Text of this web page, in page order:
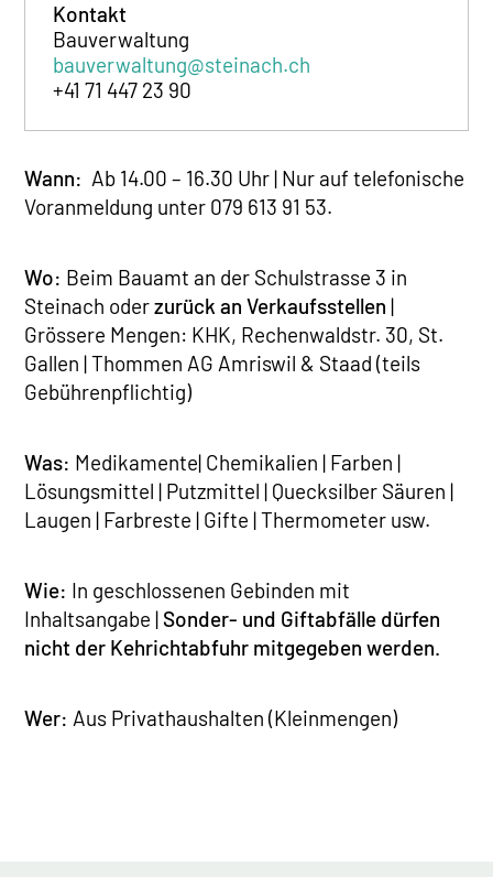
Kontakt
Bauverwaltung
bauverwaltung@steinach.ch
+41 71 447 23 90
Wann: Ab 14.00 – 16.30 Uhr | Nur auf telefonische
Voranmeldung unter 079 613 91 53.
Wo: Beim Bauamt an der Schulstrasse 3 in
Steinach oderzurück an Verkaufsstellen |
Grössere Mengen: KHK, Rechenwaldstr. 30, St.
Gallen | Thommen AG Amriswil & Staad (teils
Gebührenpflichtig)
Was: Medikamente| Chemikalien | Farben |
Lösungsmittel | Putzmittel | Quecksilber Säuren |
Laugen | Farbreste | Gifte | Thermometer usw.
Wie: In geschlossenen Gebinden mit
Inhaltsangabe | Sonder- und Giftabfälle dürfen
nicht der Kehrichtabfuhr mitgegeben werden.
Wer: Aus Privathaushalten (Kleinmengen)